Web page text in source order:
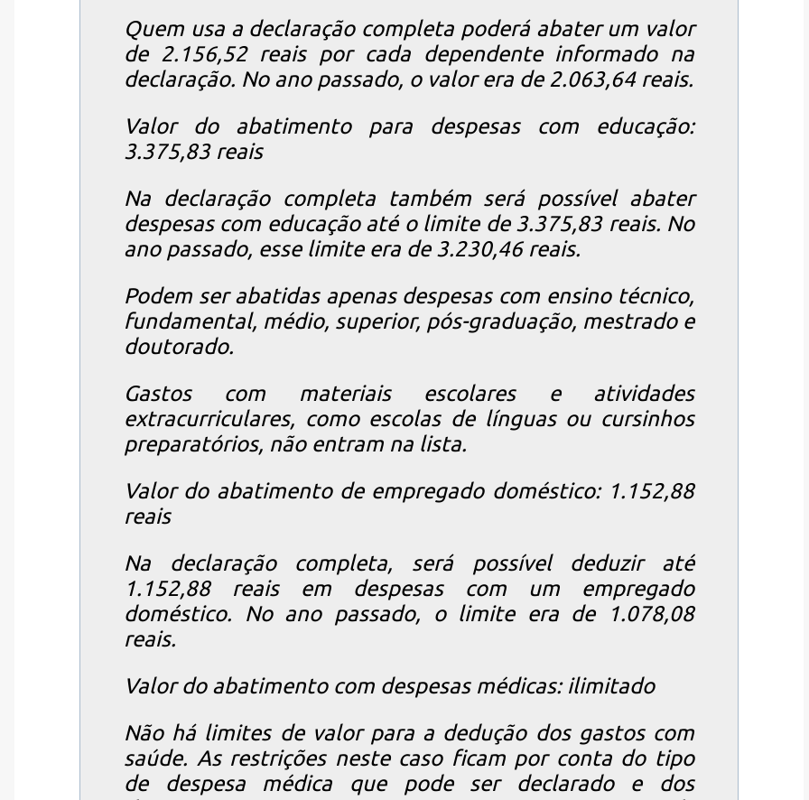
Quem usa a declaração completa poderá abater um valor
de 2.156,52 reais por cada dependente informado na
declaração. No ano passado, o valor era de 2.063,64 reais.
Valor do abatimento para despesas com educação:
3.375,83 reais
Na declaração completa também será possível abater
despesas com educação até o limite de 3.375,83 reais. No
ano passado, esse limite era de 3.230,46 reais.
Podem ser abatidas apenas despesas com ensino técnico,
fundamental, médio, superior, pós-graduação, mestrado e
doutorado.
Gastos com materiais escolares e atividades
extracurriculares, como escolas de línguas ou cursinhos
preparatórios, não entram na lista.
Valor do abatimento de empregado doméstico: 1.152,88
reais
Na declaração completa, será possível deduzir até
1.152,88 reais em despesas com um empregado
doméstico. No ano passado, o limite era de 1.078,08
reais.
Valor do abatimento com despesas médicas: ilimitado
Não há limites de valor para a dedução dos gastos com
saúde. As restrições neste caso ficam por conta do tipo
de despesa médica que pode ser declarado e dos